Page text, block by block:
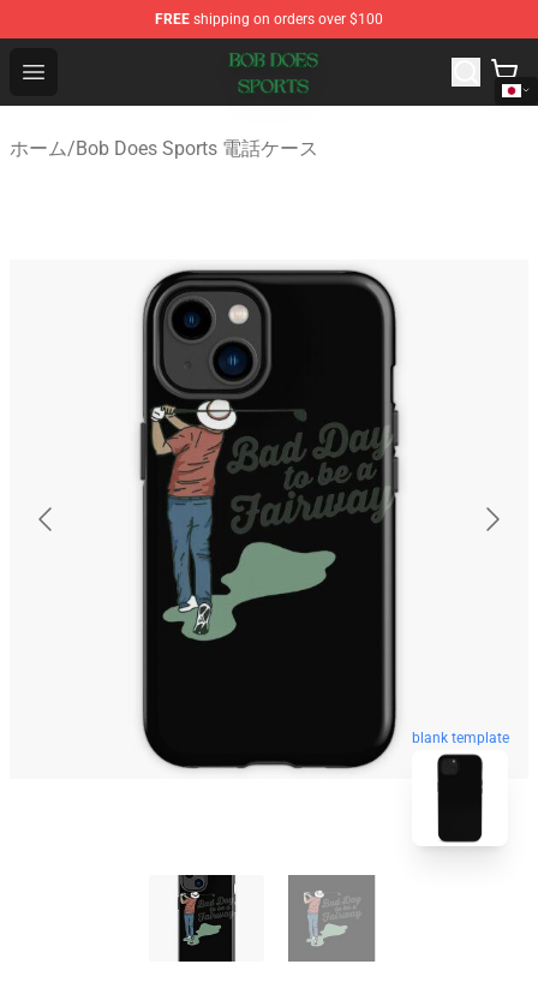
FREE shipping on orders over $100
Open menu
Bob Does Sports Store - Official Bob Does Sports
ホーム/Bob Does Sports 電話ケース
blank template